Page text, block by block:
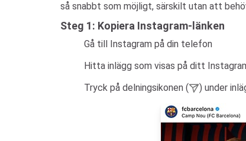
så snabbt som möjligt, särskilt utan att
Steg 1: Kopiera Instagram-länken
Gå till Instagram på din telefon
Hitta inlägg som visas på ditt
Tryck på delningsikonen (
) under